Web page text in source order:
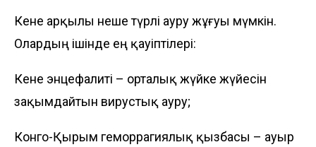
Кене арқылы неше түрлі ауру жұғуы мүмкін.
Олардың ішінде ең қауіптілері:
Кене энцефалиті – орталық жүйке жүйесін
зақымдайтын вирустық ауру;
Конго-Қырым геморрагиялық қызбасы – ауыр